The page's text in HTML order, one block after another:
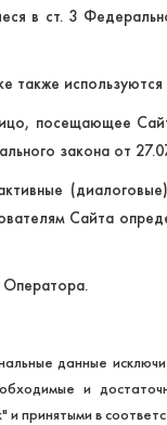
в ст. 3
также
посещающее
закона от
Сайта
Оператора.
данные
и
и принятыми в